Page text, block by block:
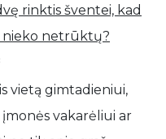
rinktis šventei, kad
nieko netrūktų?
vietą gimtadieniui,
vakarėliui ar